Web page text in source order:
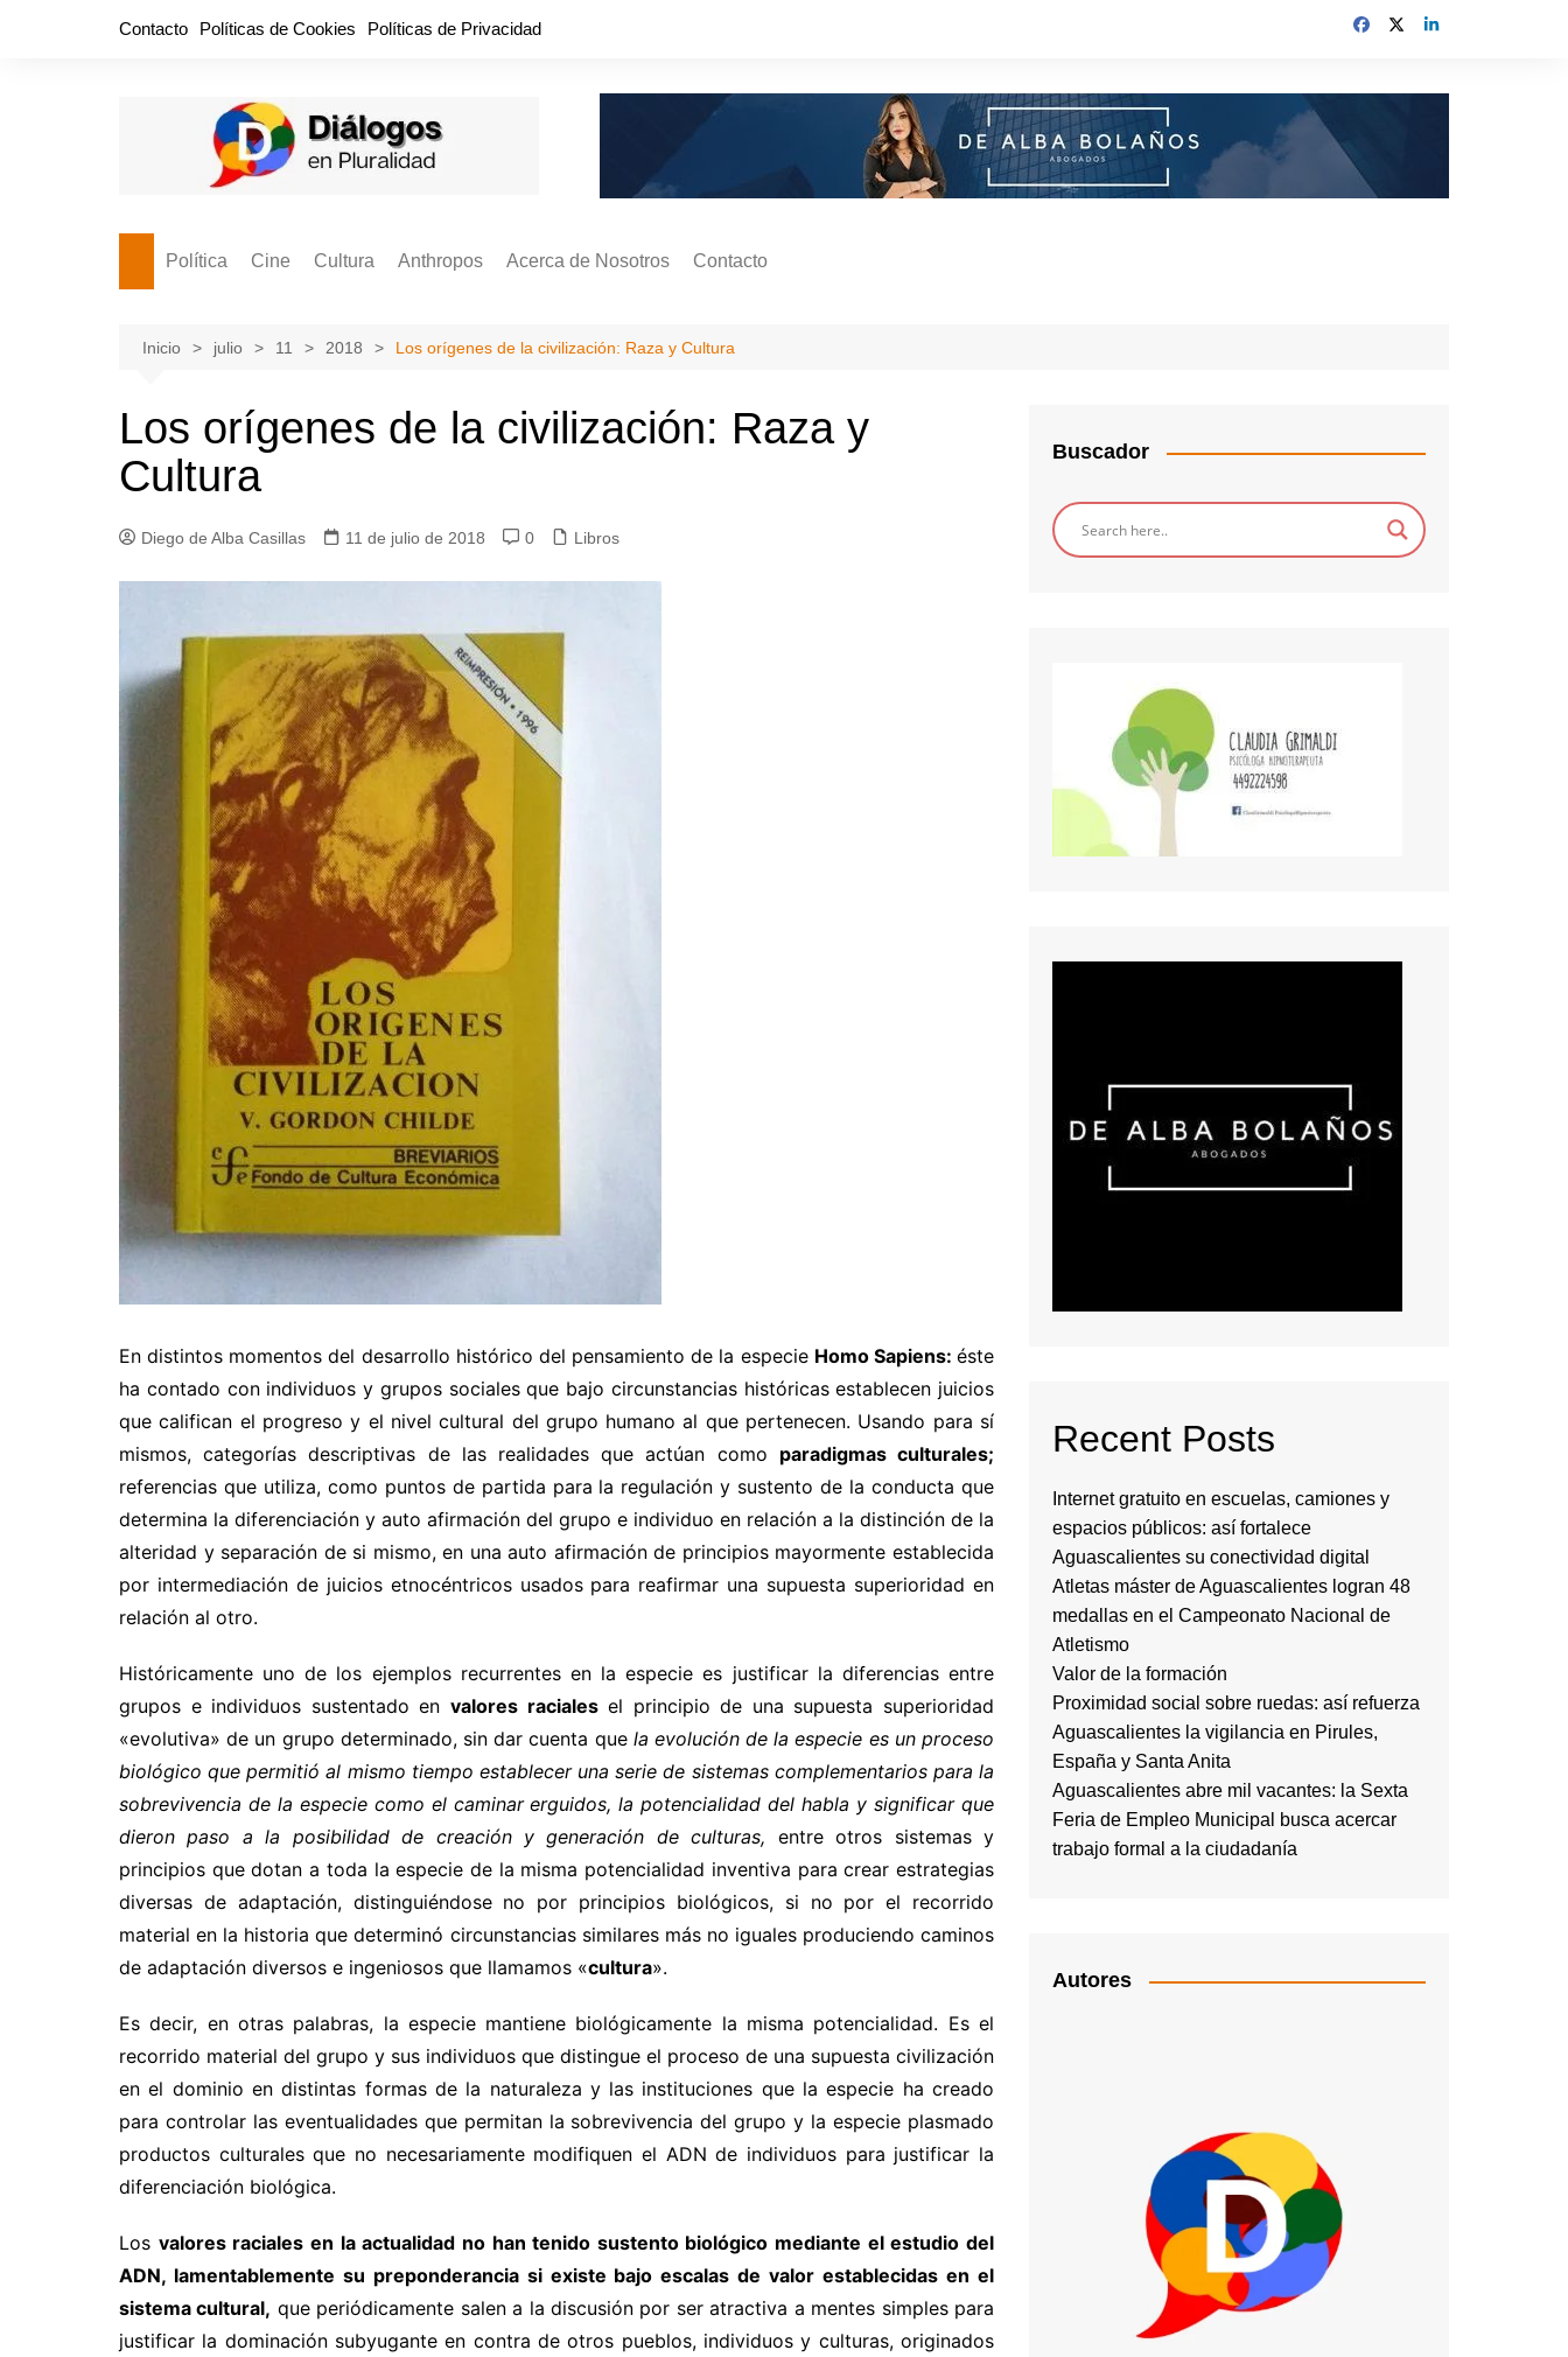
Contacto Políticas de Cookies Políticas de Privacidad
Política
Cabos Sueltos
Disruptor
Espacio Ciudadano
Guerra de Encuestas
Línea Dura
Valor Público
Cine
FILMOGRAFÍAS
Cultura
Crónica
Libros
Poesía
Anthropos
Estadística
Pedagogía Jurídica
REFLEXIONES
Tilde y tinta
Ya regresé
Acerca de Nosotros Contacto
Inicio julio 11 2018 Los orígenes de la civilización: Raza y Cultura
Los orígenes de la civilización: Raza y
Cultura
Diego de Alba Casillas 11 de julio de 2018 0 Libros
En distintos momentos del desarrollo histórico del pensamiento de la especie Homo Sapiens:éste
ha contado con individuos y grupos sociales que bajo circunstancias históricas establecen juicios
que califican el progreso y el nivel cultural del grupo humano al que pertenecen. Usando para sí
mismos, categorías descriptivas de las realidades que actúan como paradigmas culturales;
referencias que utiliza, como puntos de partida para la regulación y sustento de la conducta que
determina la diferenciación y auto afirmación del grupo e individuo en relación a la distinción de la
alteridad y separación de si mismo, en una auto afirmación de principios mayormente establecida
por intermediación de juicios etnocéntricos usados para reafirmar una supuesta superioridad en
relación al otro.
Históricamente uno de los ejemplos recurrentes en la especie es justificar la diferencias entre
grupos e individuos sustentado en valores racialesel principio de una supuesta superioridad
«evolutiva» de un grupo determinado, sin dar cuenta que la evolución de la especie es un proceso
biológico que permitió al mismo tiempo establecer una serie de sistemas complementarios para la
sobrevivencia de la especie como el caminar erguidos, la potencialidad del habla y significar que
dieron paso a la posibilidad de creación y generación de culturas, entre otros sistemas y
principios que dotan a toda la especie de la misma potencialidad inventiva para crear estrategias
diversas de adaptación, distinguiéndose no por principios biológicos, si no por el recorrido
material en la historia que determinó circunstancias similares más no iguales produciendo caminos
de adaptación diversos e ingeniosos que llamamos «cultura».
Es decir, en otras palabras, la especie mantiene biológicamente la misma potencialidad. Es el
recorrido material del grupo y sus individuos que distingue el proceso de una supuesta civilización
en el dominio en distintas formas de la naturaleza y las instituciones que la especie ha creado
para controlar las eventualidades que permitan la sobrevivencia del grupo y la especie plasmado
productos culturales que no necesariamente modifiquen el ADN de individuos para justificar la
diferenciación biológica.
Los valores raciales en la actualidad no han tenido sustento biológico mediante el estudio del
ADN, lamentablemente su preponderancia si existe bajo escalas de valor establecidas en el
sistema cultural, que periódicamente salen a la discusión por ser atractiva a mentes simples para
justificar la dominación subyugante en contra de otros pueblos, individuos y culturas, originados
Buscador
Recent Posts
Internet gratuito en escuelas, camiones y
espacios públicos: así fortalece
Aguascalientes su conectividad digital
Atletas máster de Aguascalientes logran 48
medallas en el Campeonato Nacional de
Atletismo
Valor de la formación
Proximidad social sobre ruedas: así refuerza
Aguascalientes la vigilancia en Pirules,
España y Santa Anita
Aguascalientes abre mil vacantes: la Sexta
Feria de Empleo Municipal busca acercar
trabajo formal a la ciudadanía
Autores